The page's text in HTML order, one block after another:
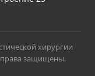
хирургии
права защищены.